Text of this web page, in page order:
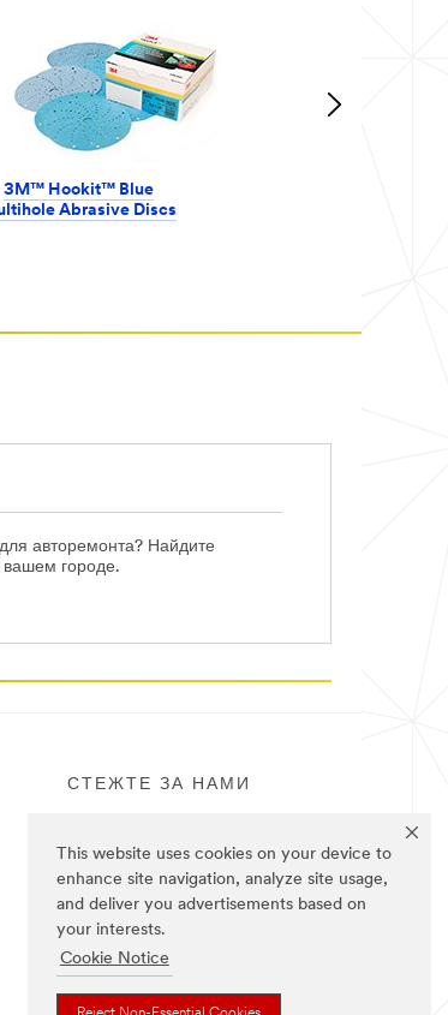
This website uses cookies on your device to
enhance site navigation, analyze site usage,
and deliver you advertisements based on
your interests.
Cookie Notice
3M™ Hookit™ Blue
Abrasive Discs
авторемонта? Найдите
городе.
СТЕЖТЕ ЗА НАМИ